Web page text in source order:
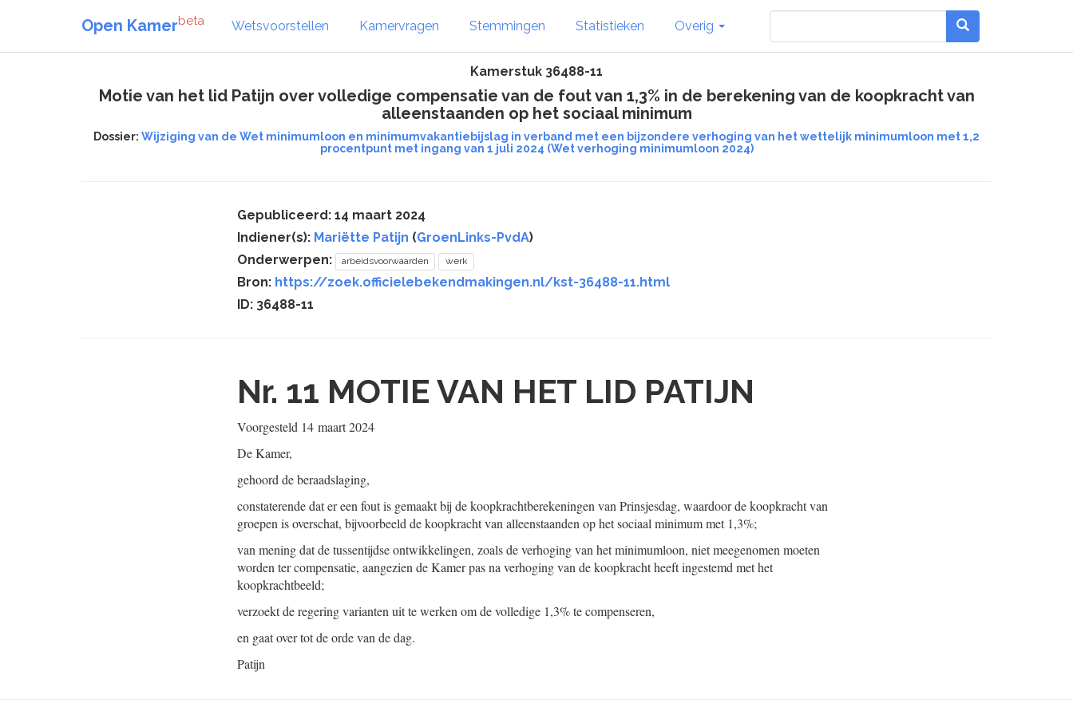
Open Kamerbeta Wetsvoorstellen Kamervragen Stemmingen Statistieken Overig
Kamerstuk 36488-11
Motie van het lid Patijn over volledige compensatie van de fout van 1,3% in de berekening van de koopkracht van
alleenstaanden op het sociaal minimum
Dossier: Wijziging van de Wet minimumloon en minimumvakantiebijslag in verband met een bijzondere verhoging van het wettelijk minimumloon met 1,2
procentpunt met ingang van 1 juli 2024 (Wet verhoging minimumloon 2024)
Gepubliceerd: 14 maart 2024
Indiener(s): Mariëtte Patijn (GroenLinks-PvdA)
Onderwerpen:
arbeidsvoorwaarden werk
Bron: https://zoek.officielebekendmakingen.nl/kst-36488-11.html
ID: 36488-11
Nr. 11 MOTIE VAN HET LID PATIJN
Voorgesteld 14 maart 2024
De Kamer,
gehoord de beraadslaging,
constaterende dat er een fout is gemaakt bij de koopkrachtberekeningen van Prinsjesdag, waardoor de koopkracht van
groepen is overschat, bijvoorbeeld de koopkracht van alleenstaanden op het sociaal minimum met 1,3%;
van mening dat de tussentijdse ontwikkelingen, zoals de verhoging van het minimumloon, niet meegenomen moeten
worden ter compensatie, aangezien de Kamer pas na verhoging van de koopkracht heeft ingestemd met het
koopkrachtbeeld;
verzoekt de regering varianten uit te werken om de volledige 1,3% te compenseren,
en gaat over tot de orde van de dag.
Patijn